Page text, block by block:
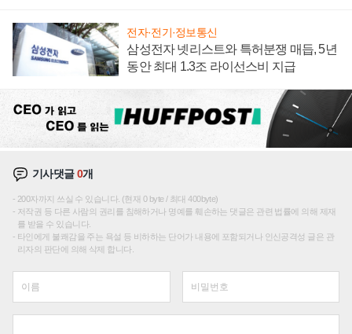
전자·전기·정보통신
삼성전자 넷리스트와 특허분쟁 매듭, 5년
동안 최대 1.3조 라이선스비 지급
기사댓글0개
200자까지 쓰실 수 있습니다. (현재 0 byte / 최대 400byte)
저작권 등 다른 사람의 권리를 침해하거나 명예를 훼손하는 댓글은 관련 법률에 의해 제재
를 받을 수 있습니다.
타인에게 불쾌감을 주는 욕설 등 비하하는 단어가 내용에 포함되거나 인신공격성 글은 관
리자의 판단에 의해 삭제 합니다.